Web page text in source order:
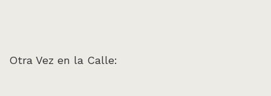
Otra Vez en la Calle: